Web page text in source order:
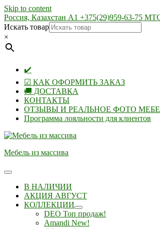
Skip to content
Россия, Казахстан А1 +375(29)959-63-75
Искать товар
×
✔️
☑ КАК ОФОРМИТЬ ЗАКАЗ
🚚 ДОСТАВКА
КОНТАКТЫ
ОТЗЫВЫ И РЕАЛЬНОЕ ФОТО
Программа лояльности для клиентов
Мебель из массива
В НАЛИЧИИ
АКЦИЯ АВГУСТ
КОЛЛЕКЦИИ
DEO Топ продаж!
Amandi New!